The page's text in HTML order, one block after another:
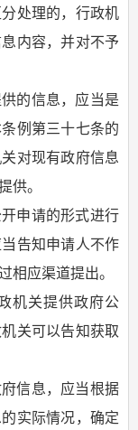
处理的，行政机
内容，并对不予
的信息，应当是
例第三十七条的
对现有政府信息
供。
申请的形式进行
告知申请人不作
相应渠道提出。
机关提供政府公
关可以告知获取
信息，应当根据
实际情况，确定